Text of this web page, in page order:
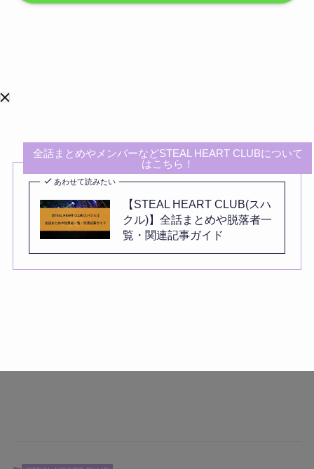
全話まとめやメンバーなどSTEAL HEART CLUBについて
はこちら！
あわせて読みたい
【STEAL HEART CLUB(スハ
クル)】全話まとめや脱落者一
覧・関連記事ガイド